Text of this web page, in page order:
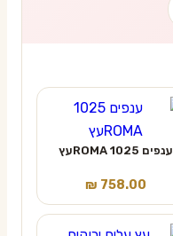
ענפים 1025 ROMAעץ
₪ 758.00